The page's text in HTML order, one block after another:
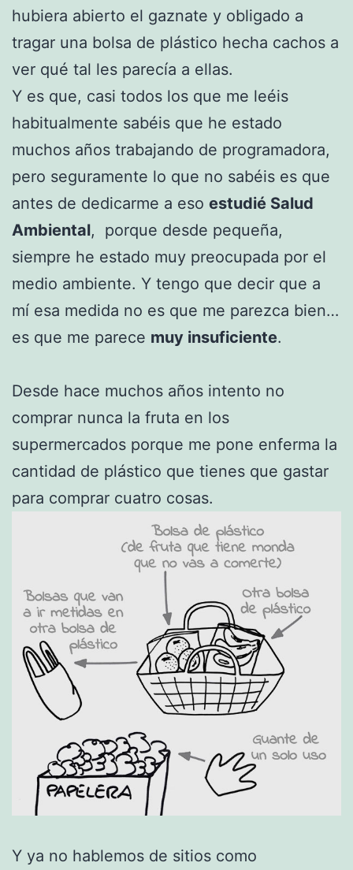
hubiera abierto el gaznate y obligado a
tragar una bolsa de plástico hecha cachos a
ver qué tal les parecía a ellas.
Y es que, casi todos los que me leéis
habitualmente sabéis que he estado
muchos años trabajando de programadora,
pero seguramente lo que no sabéis es que
antes de dedicarme a eso estudié Salud
Ambiental, porque desde pequeña,
siempre he estado muy preocupada por el
medio ambiente. Y tengo que decir que a
mí esa medida no es que me parezca bien…
es que me parece muy insuficiente.
Desde hace muchos años intento no
comprar nunca la fruta en los
supermercados porque me pone enferma la
cantidad de plástico que tienes que gastar
para comprar cuatro cosas.
Y ya no hablemos de sitios como